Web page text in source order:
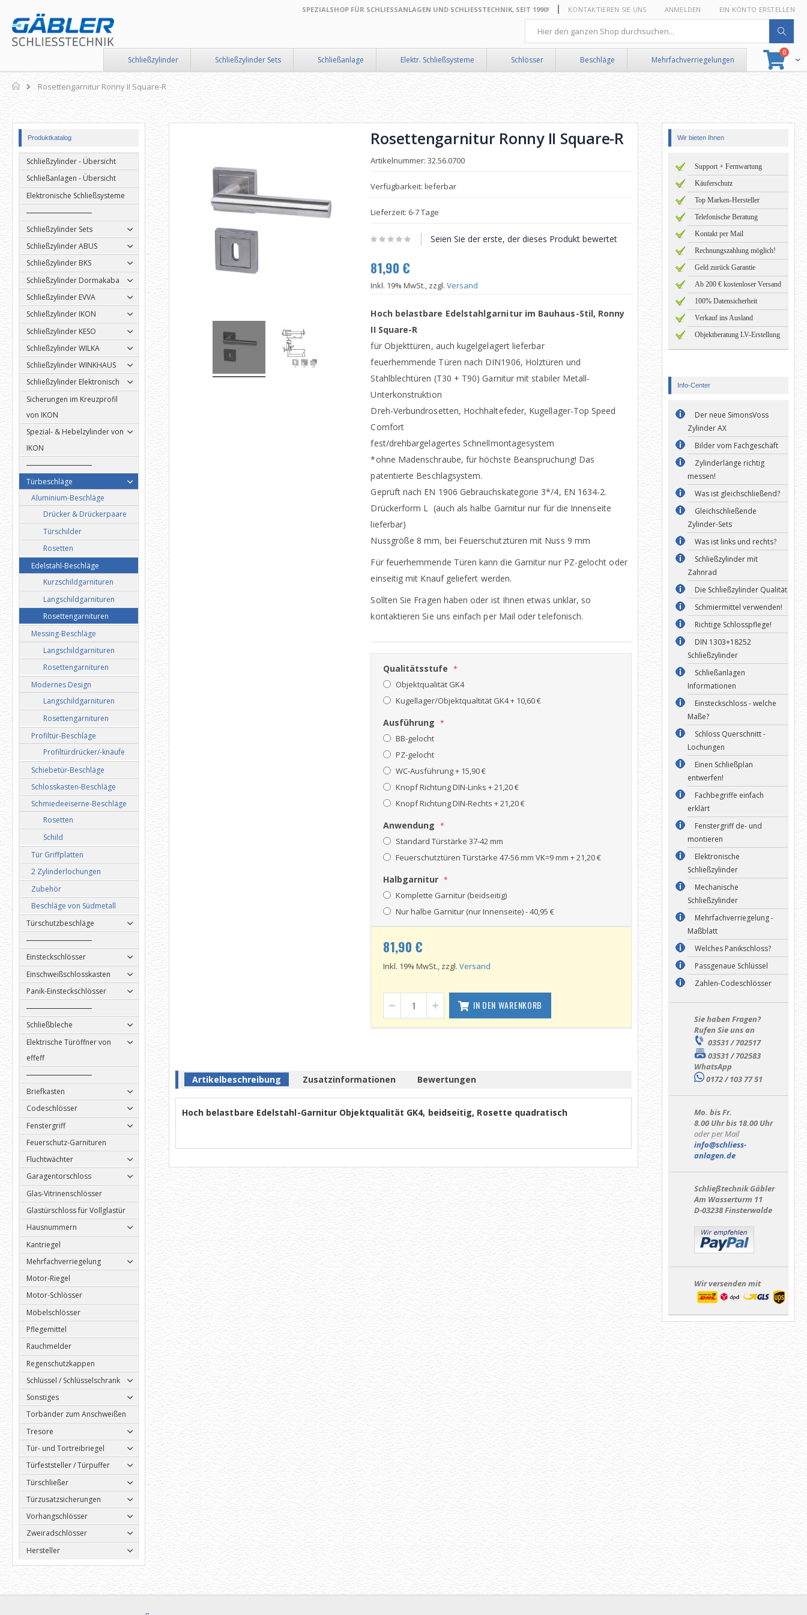
zum
Inhalt
SPEZIALSHOP FÜR SCHLIESSANLAGEN UND SCHLIESSTECHNIK, SEIT 1990! KONTAKTIEREN SIE UNS ANMELDEN EIN KONTO ERSTELLEN
0Artikel
Suche
Suche
Schließzylinder Schließzylinder Sets Schließanlage Elektr. Schließsysteme Schlösser Beschläge Mehrfachverriegelungen
Home
Rosettengarnitur Ronny II Square-R
Bildergalerie
Bildergalerie
Rosettengarnitur Ronny II Square-R
Artikelnummer: 32.56.0700
Verfügbarkeit: lieferbar
Lieferzeit: 6-7 Tage
Seien Sie der erste, der dieses Produkt bewertet
81,90 €
Inkl. 19% MwSt., zzgl.Versand
Hoch belastbare Edelstahlgarnitur im Bauhaus-Stil, Ronny
II Square-R
für Objekttüren, auch kugelgelagert lieferbar
feuerhemmende Türen nach DIN1906, Holztüren und
Stahlblechtüren (T30 + T90) Garnitur mit stabiler Metall-
Unterkonstruktion
Dreh-Verbundrosetten, Hochhaltefeder, Kugellager-Top Speed
Comfort
fest/drehbargelagertes Schnellmontagesystem
*ohne Madenschraube, für höchste Beanspruchung! Das
patentierte Beschlagsystem.
Geprüft nach EN 1906 Gebrauchskategorie 3*/4, EN 1634-2.
Drückerform L (auch als halbe Garnitur nur für die Innenseite
lieferbar)
Nussgröße 8 mm, bei Feuerschutztüren mit Nuss 9 mm
Für feuerhemmende Türen kann die Garnitur nur PZ-gelocht oder
einseitig mit Knauf geliefert werden.
Sollten Sie Fragen haben oder ist Ihnen etwas unklar, so
kontaktieren Sie uns einfach per Mail oder telefonisch.
Qualitätsstufe
Objektqualität GK4
Kugellager/Objektqualtität GK4+ 10,60 €
Ausführung
BB-gelocht
PZ-gelocht
WC-Ausführung+ 15,90 €
Knopf Richtung DIN-Links +21,20 €
Knopf Richtung DIN-Rechts +21,20 €
Anwendung
Standard Türstärke 37-42 mm
Feuerschutztüren Türstärke 47-56 mm VK=9 mm +21,20 €
Halbgarnitur
Komplette Garnitur (beidseitig)
Nur halbe Garnitur (nur Innenseite)-40,95 €
81,90 €
Inkl. 19% MwSt., zzgl.Versand
IN DEN WARENKORB
Artikelbeschreibung
Hoch belastbare Edelstahl-Garnitur Objektqualität GK4, beidseitig, Rosette quadratisch
Zusatzinformationen Bewertungen
Produktkatalog
Schließzylinder - Übersicht
Schließanlagen - Übersicht
Elektronische Schließsysteme
Schließzylinder Sets
Schließzylinder ABUS
Schließzylinder BKS
Schließzylinder Dormakaba
Schließzylinder EVVA
Schließzylinder IKON
Schließzylinder KESO
Schließzylinder WILKA
Schließzylinder WINKHAUS
Schließzylinder Elektronisch
Sicherungen im Kreuzprofil
von IKON
Spezial- & Hebelzylinder von
IKON
Türbeschläge
Aluminium-Beschläge
Drücker & Drückerpaare
Türschilder
Rosetten
Edelstahl-Beschläge
Kurzschildgarnituren
Langschildgarnituren
Rosettengarnituren
Messing-Beschläge
Langschildgarnituren
Rosettengarnituren
Modernes Design
Langschildgarnituren
Rosettengarnituren
Profiltür-Beschläge
Profiltürdrücker/-knäufe
Schiebetür-Beschläge
Schlosskasten-Beschläge
Schmiedeeiserne-Beschläge
Rosetten
Schild
Tür Griffplatten
2 Zylinderlochungen
Zubehör
Beschläge von Südmetall
Türschutzbeschläge
Einsteckschlösser
Einschweißschlosskasten
Panik-Einsteckschlösser
Schließbleche
Elektrische Türöffner von
effeff
Briefkasten
Codeschlösser
Fenstergriff
Feuerschutz-Garnituren
Fluchtwächter
Garagentorschloss
Glas-Vitrinenschlösser
Glastürschloss für Vollglastür
Hausnummern
Kantriegel
Mehrfachverriegelung
Motor-Riegel
Motor-Schlösser
Möbelschlösser
Pflegemittel
Rauchmelder
Regenschutzkappen
Schlüssel / Schlüsselschrank
Sonstiges
Torbänder zum Anschweißen
Tresore
Tür- und Tortreibriegel
Türfeststeller / Türpuffer
Türschließer
Türzusatzsicherungen
Vorhangschlösser
Zweiradschlösser
Hersteller
Wir bieten Ihnen
Support + Fernwartung
Käuferschutz
Top Marken-Hersteller
Telefonische Beratung
Kontakt per Mail
Rechnungszahlung möglich!
Geld zurück Garantie
Ab 200 € kostenloser Versand
100% Datensicherheit
Verkauf ins Ausland
Objektberatung LV-Erstellung
Info-Center
Der neue SimonsVoss
Zylinder AX
Bilder vom Fachgeschäft
Zylinderlänge richtig
messen!
Was ist gleichschließend?
Gleichschließende
Zylinder-Sets
Was ist links und rechts?
Schließzylinder mit
Zahnrad
Die Schließzylinder Qualität
Schmiermittel verwenden!
Richtige Schlosspflege!
DIN 1303+18252
Schließzylinder
Schließanlagen
Informationen
Einsteckschloss - welche
Maße?
Schloss Querschnitt -
Lochungen
Einen Schließplan
entwerfen!
Fachbegriffe einfach
erklärt
Fenstergriff de- und
montieren
Elektronische
Schließzylinder
Mechanische
Schließzylinder
Mehrfachverriegelung -
Maßblatt
Welches Panikschloss?
Passgenaue Schlüssel
Zahlen-Codeschlösser
Sie haben Fragen?
Rufen Sie uns an
03531 / 702517
03531 / 702583
WhatsApp
0172 / 103 77 51
Mo. bis Fr.
8.00 Uhr bis 18.00 Uhr
oder per Mail
info@schliess-
anlagen.de
Schließtechnik Gäbler
Am Wasserturm 11
D-03238 Finsterwalde
Wir versenden mit